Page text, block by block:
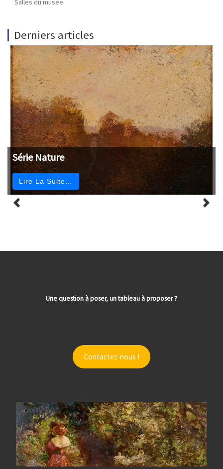
Salles du musée
Derniers articles
Série Nature
Lire La Suite…
Une question à poser, un tableau à proposer ?
Contactez-nous !